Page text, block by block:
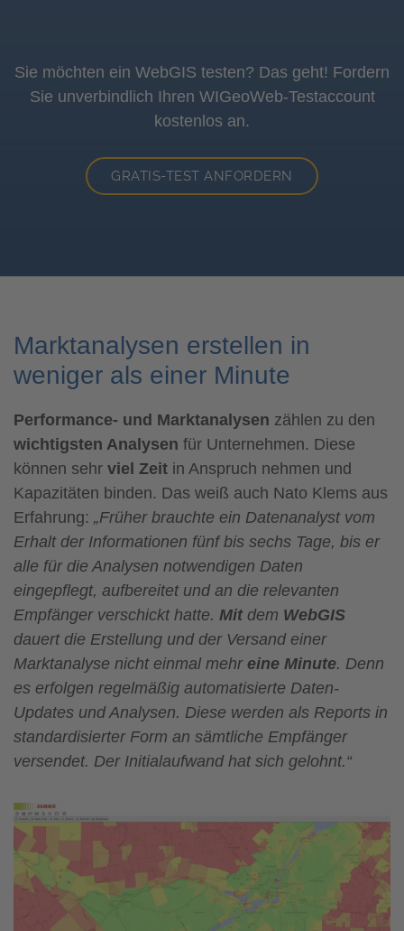
Sie möchten ein WebGIS testen? Das geht! Fordern
Sie unverbindlich Ihren WIGeoWeb-Testaccount
kostenlos an.
GRATIS-TEST ANFORDERN
Marktanalysen erstellen in
weniger als einer Minute
Performance- und Marktanalysen zählen zu den
wichtigsten Analysen für Unternehmen. Diese
können sehr viel Zeit in Anspruch nehmen und
Kapazitäten binden. Das weiß auch Nato Klems aus
Erfahrung: „Früher brauchte ein Datenanalyst vom
Erhalt der Informationen fünf bis sechs Tage, bis er
alle für die Analysen notwendigen Daten
eingepflegt, aufbereitet und an die relevanten
Empfänger verschickt hatte. Mitdem WebGIS
dauert die Erstellung und der Versand einer
Marktanalyse nicht einmal mehr eine Minute. Denn
es erfolgen regelmäßig automatisierte Daten-
Updates und Analysen. Diese werden als Reports in
standardisierter Form an sämtliche Empfänger
versendet. Der Initialaufwand hat sich gelohnt.“